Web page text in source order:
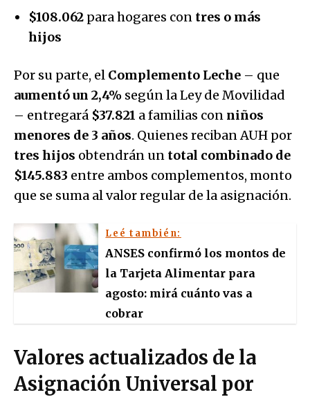
$108.062 para hogares con tres o más
hijos
Por su parte, el Complemento Leche – que
aumentó un 2,4% según la Ley de Movilidad
– entregará $37.821 a familias con niños
menores de 3 años. Quienes reciban AUH por
tres hijos obtendrán un total combinado de
$145.883 entre ambos complementos, monto
que se suma al valor regular de la asignación.
Leé también:
ANSES confirmó los montos de
la Tarjeta Alimentar para
agosto: mirá cuánto vas a
cobrar
Valores actualizados de la
Asignación Universal por